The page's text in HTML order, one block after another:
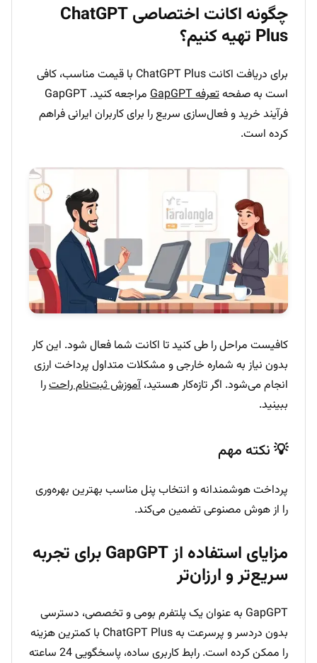
چگونه اکانت اختصاصی ChatGPT
Plus تهیه کنیم؟
برای دریافت اکانت ChatGPT Plus با قیمت مناسب، کافی
است به صفحهتعرفه GapGPT
مراجعه کنید. GapGPT
فرآیند خرید و فعال‌سازی سریع را برای کاربران ایرانی فراهم
کرده است.
کافیست مراحل را طی کنید تا اکانت شما فعال شود. این کار
بدون نیاز به شماره خارجی و مشکلات متداول پرداخت ارزی
انجام می‌شود. اگر تازه‌کار هستید،آموزش ثبت‌نام راحترا
ببینید.
💡 نکته مهم
پرداخت هوشمندانه و انتخاب پنل مناسب بهترین بهره‌وری
را از هوش مصنوعی تضمین می‌کند.
مزایای استفاده از GapGPT برای تجربه
سریع‌تر و ارزان‌تر
GapGPT به عنوان یک پلتفرم بومی و تخصصی، دسترسی
بدون دردسر و پرسرعت به ChatGPT Plus با کمترین هزینه
را ممکن کرده است. رابط کاربری ساده، پاسخگویی 24 ساعته